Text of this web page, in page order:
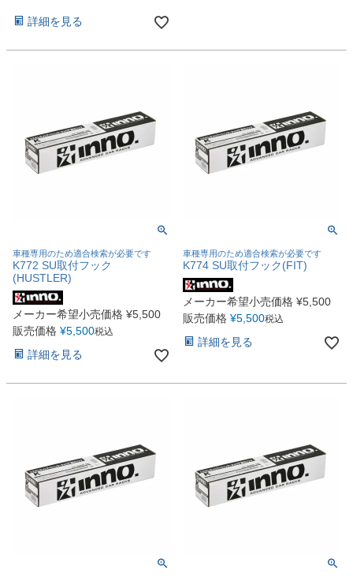
詳細を見る
車種専用のため適合検索が必要です
K772 SU取付フック
(HUSTLER)
メーカー希望小売価格 ¥5,500
販売価格 ¥5,500税込
詳細を見る
車種専用のため適合検索が必要です
K774 SU取付フック(FIT)
メーカー希望小売価格 ¥5,500
販売価格 ¥5,500税込
詳細を見る